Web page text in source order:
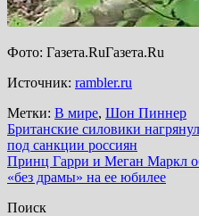
Фото: Газета.RuГазета.Ru
Источник: rambler.ru
Метки: В мире, Шон Пиннер
Навигация
по
записям
Британские силовики
под санкции россиян
Принц Гарри и Меган Маркл
«без драмы» на ее юбилее
Поиск